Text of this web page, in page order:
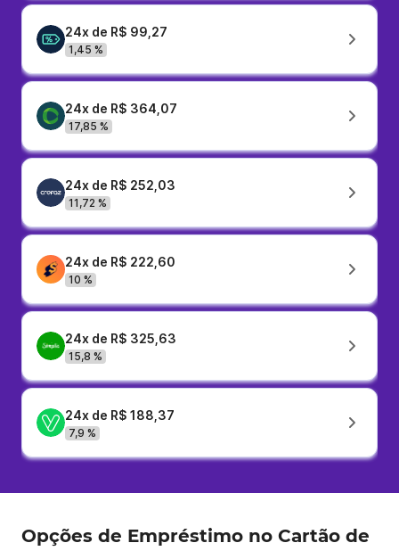
24x de R$ 99,27
1,45 %
24x de R$ 364,07
17,85 %
24x de R$ 252,03
11,72 %
24x de R$ 222,60
10 %
24x de R$ 325,63
15,8 %
24x de R$ 188,37
7,9 %
Opções de Empréstimo no Cartão de